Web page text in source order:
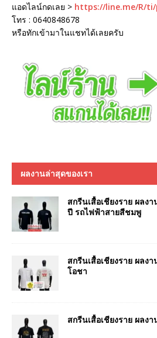
แอดไลน์กดเลย > https://line.me/R/
โทร : 0640848678
หรือทักเข้ามาในแชทได้เลยครับ
ผลงานล่าสุดของเรา
สกรีนเสื้อเชียงราย ผลง
ปี รถไฟฟ้าสายสีชมพู
สกรีนเสื้อเชียงราย ผลง
โอชา
สกรีนเสื้อเชียงราย ผลง